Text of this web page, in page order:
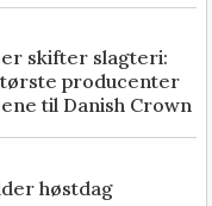
skifter slagteri:
producenter
til Danish Crown
høstdag